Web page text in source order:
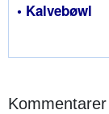
• Kalvebøwl